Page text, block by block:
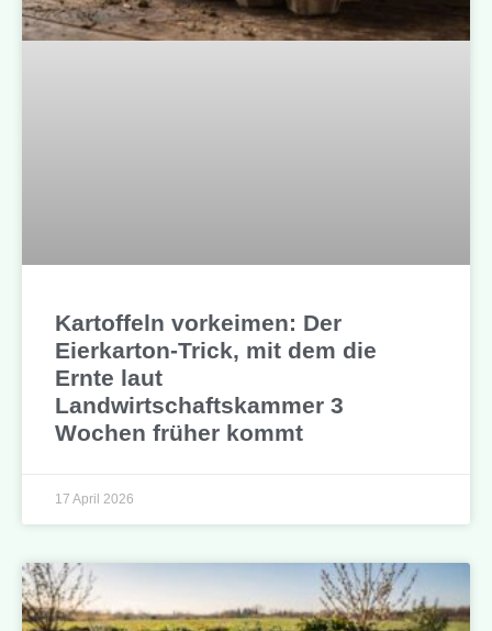
Kartoffeln vorkeimen: Der
Eierkarton-Trick, mit dem die
Ernte laut
Landwirtschaftskammer 3
Wochen früher kommt
17 April 2026